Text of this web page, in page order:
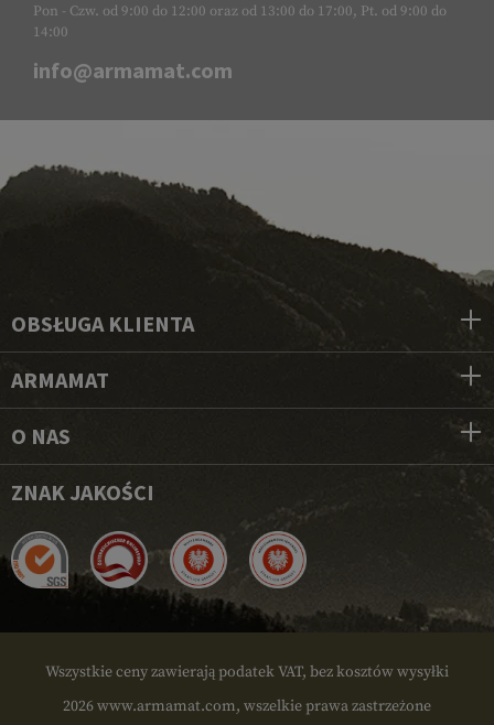
Pon - Czw. od 9:00 do 12:00 oraz od 13:00 do 17:00, Pt. od 9:00 do
14:00
info@armamat.com
OBSŁUGA KLIENTA
ARMAMAT
O NAS
ZNAK JAKOŚCI
Wszystkie ceny zawierają podatek VAT, bez kosztów wysyłki
2026 www.armamat.com, wszelkie prawa zastrzeżone